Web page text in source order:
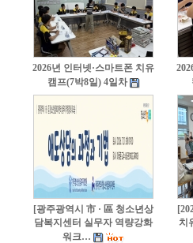
2026년 인터넷·스마트폰 치유
캠프(7박8일) 4일차
[광주광역시 市 · 區 청소년상
담복지센터 실무자 역량강화
워크…
치